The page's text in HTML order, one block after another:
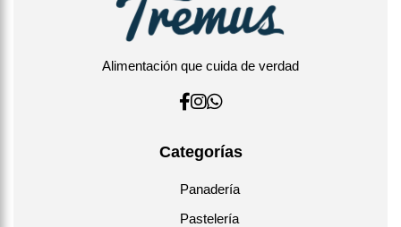
alternativa ligera al café, o después del almuerzo para
favorecer la digestión.
Deliciosa también en frío: preparar y dejar enfriar, servir
con hielo y unas hojas de menta fresca.
de cafeína. Consumo sugerido: 2–3 tazas al día.
Alimentación que cuida de verdad
Categorías
Panadería
Pastelería